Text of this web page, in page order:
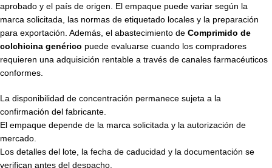
aprobado y el país de origen. El empaque puede variar según la
marca solicitada, las normas de etiquetado locales y la preparación
para exportación. Además, el abastecimiento de Comprimido de
colchicina genérico puede evaluarse cuando los compradores
requieren una adquisición rentable a través de canales farmacéuticos
conformes.
La disponibilidad de concentración permanece sujeta a la
confirmación del fabricante.
El empaque depende de la marca solicitada y la autorización de
mercado.
Los detalles del lote, la fecha de caducidad y la documentación se
verifican antes del despacho.